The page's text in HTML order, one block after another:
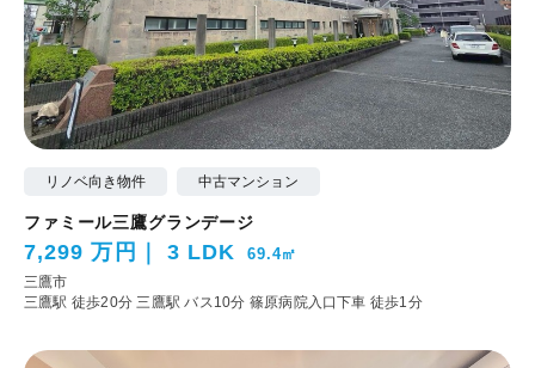
リノベ向き物件 中古マンション
ファミール三鷹グランデージ
7,299 万円 3 LDK 69.4㎡
三鷹市
三鷹駅 徒歩20分 三鷹駅 バス10分 篠原病院入口下車 徒歩1分